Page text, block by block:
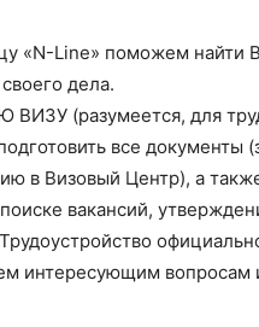
«N-Line» поможем
дела.
(разумеется, для
все документы
в Визовый Центр), а
вакансий,
интересующим вопросам